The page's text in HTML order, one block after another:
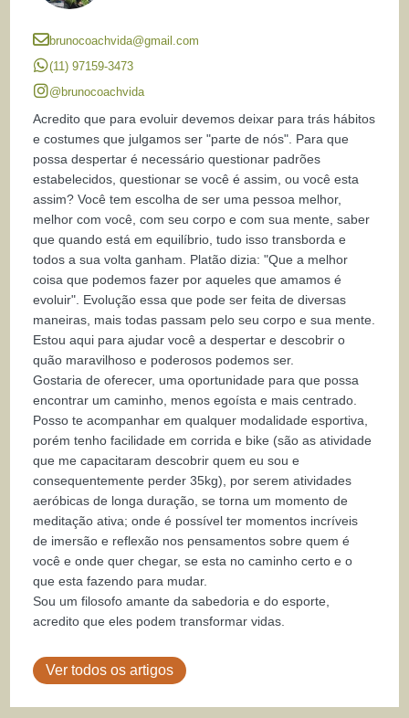
brunocoachvida@gmail.com
(11) 97159-3473
@brunocoachvida
Acredito que para evoluir devemos deixar para trás hábitos
e costumes que julgamos ser "parte de nós". Para que
possa despertar é necessário questionar padrões
estabelecidos, questionar se você é assim, ou você esta
assim? Você tem escolha de ser uma pessoa melhor,
melhor com você, com seu corpo e com sua mente, saber
que quando está em equilíbrio, tudo isso transborda e
todos a sua volta ganham. Platão dizia: "Que a melhor
coisa que podemos fazer por aqueles que amamos é
evoluir". Evolução essa que pode ser feita de diversas
maneiras, mais todas passam pelo seu corpo e sua mente.
Estou aqui para ajudar você a despertar e descobrir o
quão maravilhoso e poderosos podemos ser.
Gostaria de oferecer, uma oportunidade para que possa
encontrar um caminho, menos egoísta e mais centrado.
Posso te acompanhar em qualquer modalidade esportiva,
porém tenho facilidade em corrida e bike (são as atividade
que me capacitaram descobrir quem eu sou e
consequentemente perder 35kg), por serem atividades
aeróbicas de longa duração, se torna um momento de
meditação ativa; onde é possível ter momentos incríveis
de imersão e reflexão nos pensamentos sobre quem é
você e onde quer chegar, se esta no caminho certo e o
que esta fazendo para mudar.
Sou um filosofo amante da sabedoria e do esporte,
acredito que eles podem transformar vidas.
Ver todos os artigos